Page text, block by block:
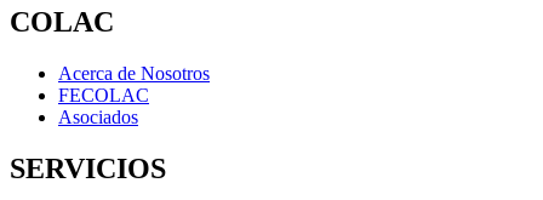
COLAC
Acerca de Nosotros
FECOLAC
Asociados
SERVICIOS